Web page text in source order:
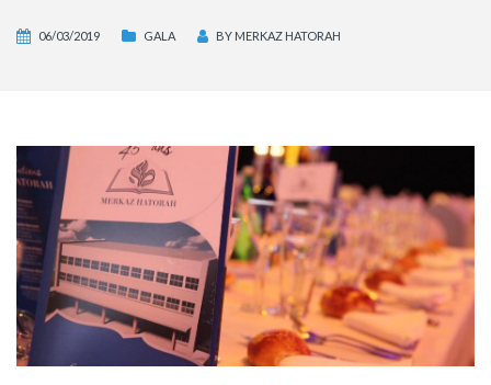
06/03/2019 GALA BY MERKAZ HATORAH